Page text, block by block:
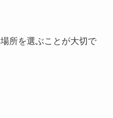
所を選ぶことが大切で